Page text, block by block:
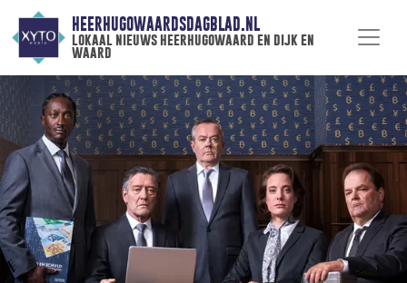
HEERHUGOWAARDSDAGBLAD.NL
lokaal nieuws heerhugowaard en dijk en
waard